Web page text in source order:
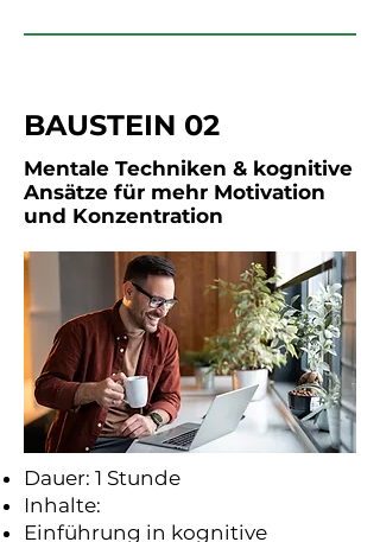
BAUSTEIN 02
Mentale Techniken & kognitive
Ansätze für mehr Motivation
und Konzentration
Dauer: 1 Stunde
Inhalte:
Einführung in kognitive